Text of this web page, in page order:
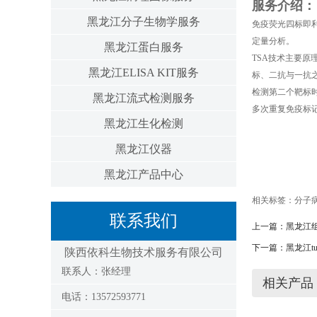
黑龙江分子生物学服务
黑龙江蛋白服务
黑龙江ELISA KIT服务
黑龙江流式检测服务
黑龙江生化检测
黑龙江仪器
黑龙江产品中心
联系我们
陕西依科生物技术服务有限公司
联系人：张经理
电话：13572593771
服务介绍：
免疫荧光四标即
定量分析。
TSA技术主要原
标、二抗与一抗
检测第二个靶标
多次重复免疫标
相关标签： 分子
上一篇： 黑龙江
下一篇： 黑龙江
相关产品